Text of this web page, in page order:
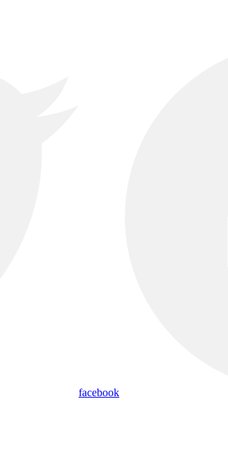
facebook